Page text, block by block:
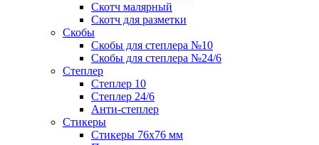
Скотч малярный
Скотч для разметки
Скобы
Скобы для степлера №10
Скобы для степлера №24/6
Степлер
Степлер 10
Степлер 24/6
Анти-степлер
Стикеры
Стикеры 76x76 мм